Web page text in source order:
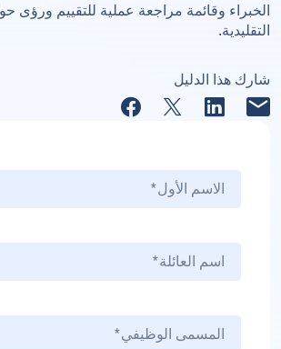
الخبراء وقائمة مراجعة عملية للتقييم ورؤى
التقليدية.
شارك هذا الدليل